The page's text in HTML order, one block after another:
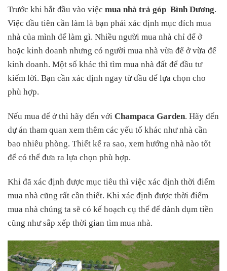
Trước khi bắt đầu vào việc mua nhà trả góp Bình Dương.
Việc đầu tiên cần làm là bạn phải xác định mục đích mua
nhà của mình để làm gì. Nhiều người mua nhà chỉ để ở
hoặc kinh doanh nhưng có người mua nhà vừa để ở vừa để
kinh doanh. Một số khác thì tìm mua nhà đất để đầu tư
kiếm lời. Bạn cần xác định ngay từ đầu để lựa chọn cho
phù hợp.
Nếu mua để ở thì hãy đến với Champaca Garden. Hãy đến
dự án tham quan xem thêm các yếu tố khác như nhà cần
bao nhiêu phòng. Thiết kế ra sao, xem hướng nhà nào tốt
để có thể đưa ra lựa chọn phù hợp.
Khi đã xác định được mục tiêu thì việc xác định thời điểm
mua nhà cũng rất cần thiết. Khi xác định được thời điểm
mua nhà chúng ta sẽ có kế hoạch cụ thể để dành dụm tiền
cũng như sắp xếp thời gian tìm mua nhà.